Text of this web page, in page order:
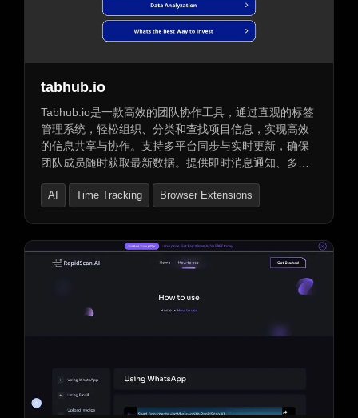
tabhub.io
Tabhub.io是一款高效的团队协作工具，通过直观的标签
管理系统，轻松组织、分类和查找项目信息，实现高效
的信息共享与协作。支持多平台同步与实时更新，确保
团队成员随时获取最新数据。提供即时消息通知、多种
升工作效率。支持团队协作和项目管理，保障数据安全
AI Time Tracking Browser Extensions